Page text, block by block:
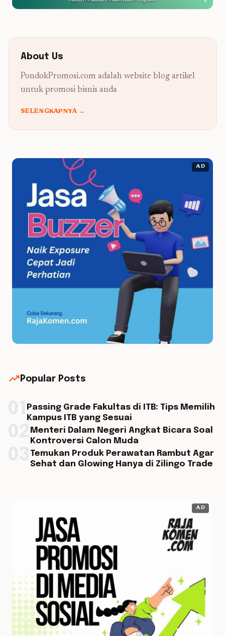
About Us
PondokPromosi.com adalah website blog artikel
untuk promosi bisnis anda
SELENGKAPNYA →
AD
trending_up Popular Posts
Passing Grade Fakultas di ITB: Tips Memilih
Kampus ITB yang Sesuai
Menteri Dalam Negeri Angkat Bicara Soal
Kontroversi Calon Muda
Temukan Produk Perawatan Rambut Agar
Sehat dan Glowing Hanya di Zilingo Trade
AD